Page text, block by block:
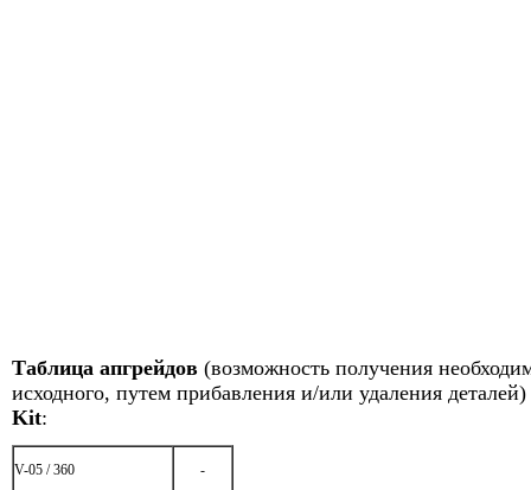
Таблица апгрейдов (возможность получения
исходного, путем прибавления и/или удаления
Kit:
V-05 / 360 -